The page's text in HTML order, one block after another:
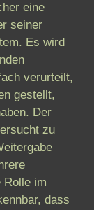
eine
seiner
Es wird
verurteilt,
gestellt,
Der
zu
Rolle im
dass